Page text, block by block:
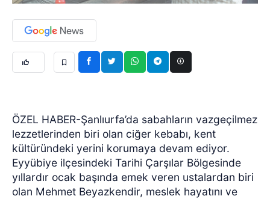
ÖZEL HABER-Şanlıurfa’da sabahların vazgeçilmez
lezzetlerinden biri olan ciğer kebabı, kent
kültüründeki yerini korumaya devam ediyor.
Eyyübiye ilçesindeki Tarihi Çarşılar Bölgesinde
yıllardır ocak başında emek veren ustalardan biri
olan Mehmet Beyazkendir, meslek hayatını ve